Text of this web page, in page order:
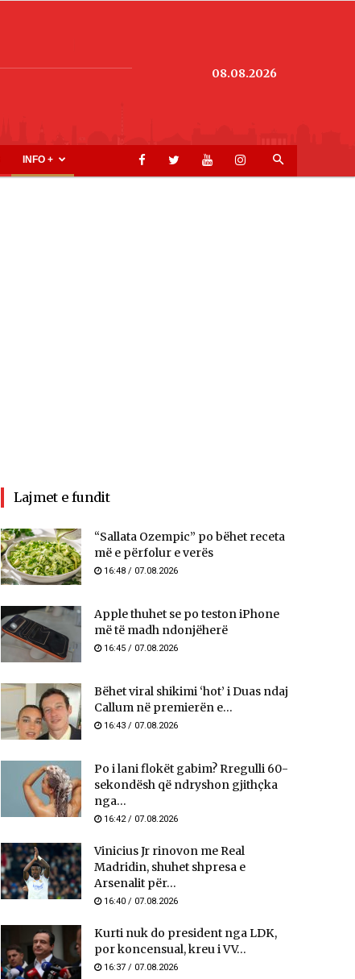
08.08.2026
INFO +
Lajmet e fundit
“Sallata Ozempic” po bëhet receta
më e përfolur e verës
16:48 / 07.08.2026
Apple thuhet se po teston iPhone
më të madh ndonjëherë
16:45 / 07.08.2026
Bëhet viral shikimi ‘hot’ i Duas ndaj
Callum në premierën e...
16:43 / 07.08.2026
Po i lani flokët gabim? Rregulli 60-
sekondësh që ndryshon gjithçka
nga...
16:42 / 07.08.2026
Vinicius Jr rinovon me Real
Madridin, shuhet shpresa e
Arsenalit për...
16:40 / 07.08.2026
Kurti nuk do president nga LDK,
por koncensual, kreu i VV...
16:37 / 07.08.2026